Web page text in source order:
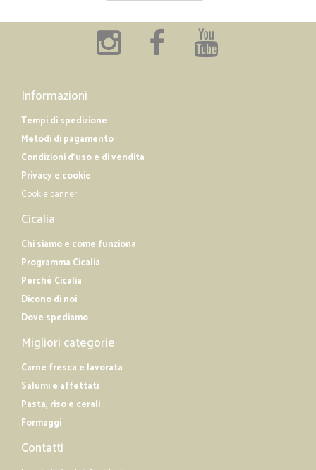
Informazioni
Tempi di spedizione
Metodi di pagamento
Condizioni d'uso e di vendita
Privacy e cookie
Cookie banner
Cicalia
Chi siamo e come funziona
Programma Cicalia
Perché Cicalia
Dicono di noi
Dove spediamo
Migliori categorie
Carne fresca e lavorata
Salumi e affettati
Pasta, riso e cerali
Formaggi
Contatti